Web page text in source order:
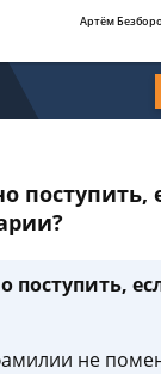
Артём
поступить,
поступить,
не